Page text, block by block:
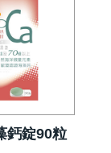
鈣錠90粒